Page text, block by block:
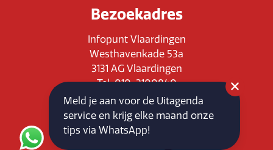
Bezoekadres
Infopunt Vlaardingen
Westhavenkade 53a
3131 AG Vlaardingen
Tel: 010-3100840
E-mail: info@vlaardingenpartners.nl
KvK: 71555544
BTW : NL858760939B01
Meld je aan voor de Uitagenda
service en krijg elke maand onze
tips via WhatsApp!